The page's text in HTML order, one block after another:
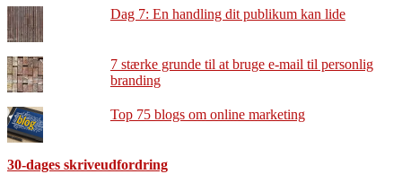
Dag 7: En handling dit publikum kan lide
7 stærke grunde til at bruge e-mail til personlig
branding
Top 75 blogs om online marketing
30-dages skriveudfordring